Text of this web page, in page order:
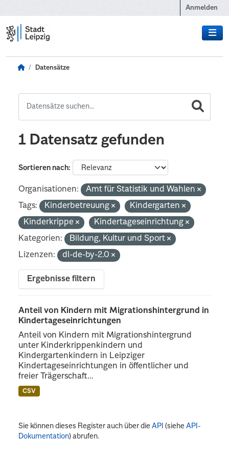
Anmelden
Datensätze
1 Datensatz gefunden
Sortieren nach
Organisationen:
Amt für Statistik und Wahlen
Tags:
Kinderbetreuung
Kindergarten
Kinderkrippe
Kindertageseinrichtung
Kategorien:
Bildung, Kultur und Sport
Lizenzen:
dl-de-by-2.0
Ergebnisse filtern
Anteil von Kindern mit Migrationshintergrund in
Kindertageseinrichtungen
Anteil von Kindern mit Migrationshintergrund
unter Kinderkrippenkindern und
Kindergartenkindern in Leipziger
Kindertageseinrichtungen in öffentlicher und
freier Trägerschaft...
CSV
Sie können dieses Register auch über dieAPI (sieheAPI-
Dokumentation) abrufen.